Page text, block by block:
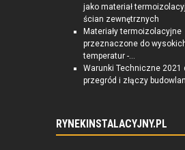
jako materiał
ścian zewnętrznych
Materiały termoizolacyjne
przeznaczone do
temperatur -...
Warunki Techniczne 2021
przegród i złączy
RYNEKINSTALACYJNY.PL